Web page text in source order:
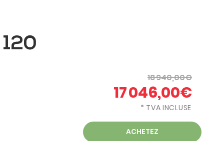
17 046,00€
18 940,00€
ACHETEZ
* TVA INCLUSE